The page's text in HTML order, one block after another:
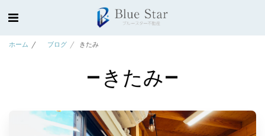
ホーム ブログ きたみ
きたみ